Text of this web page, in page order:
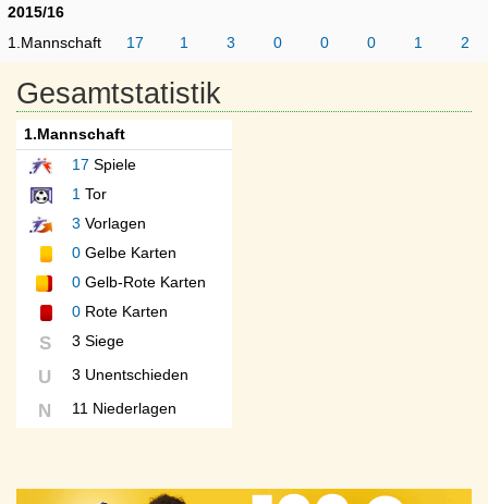
2015/16
1.Mannschaft
17 1 3 0 0 0 1 2
Gesamtstatistik
1.Mannschaft
17 Spiele
1 Tor
3 Vorlagen
0 Gelbe Karten
0 Gelb-Rote Karten
0 Rote Karten
S 3 Siege
U 3 Unentschieden
N 11 Niederlagen